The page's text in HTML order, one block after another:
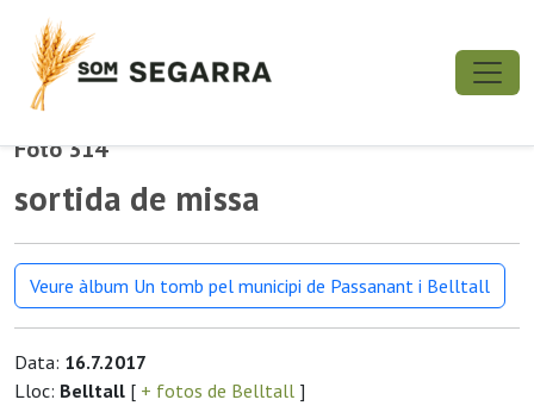
Foto 314
sortida de missa
Veure àlbum Un tomb pel municipi de Passanant i Belltall
Data: 16.7.2017
Lloc: Belltall [ + fotos de Belltall ]